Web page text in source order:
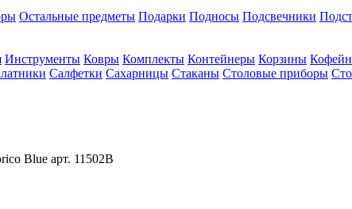
Остальные предметы Подарки Подносы Подсвечники
Инструменты Ковры Комплекты Контейнеры Корзины
Салфетки Сахарницы Стаканы Столовые приборы
Blue арт. 11502B